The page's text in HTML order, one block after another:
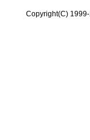
Copyright(C)